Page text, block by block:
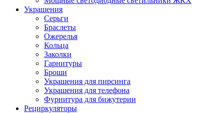
Украшения
Серьги
Браслеты
Ожерелья
Кольца
Заколки
Гарнитуры
Броши
Украшения для пирсинга
Украшения для телефона
Фурнитура для бижутерии
Рециркуляторы